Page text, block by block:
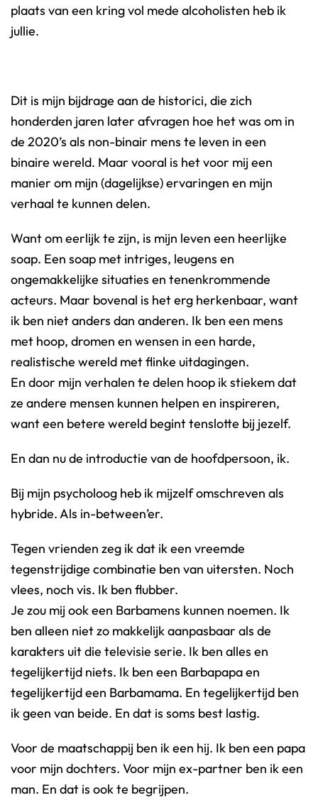
plaats van een kring vol mede alcoholisten heb ik
jullie.
Dit is mijn bijdrage aan de historici, die zich
honderden jaren later afvragen hoe het was om in
de 2020’s als non-binair mens te leven in een
binaire wereld. Maar vooral is het voor mij een
manier om mijn (dagelijkse) ervaringen en mijn
verhaal te kunnen delen.
Want om eerlijk te zijn, is mijn leven een heerlijke
soap. Een soap met intriges, leugens en
ongemakkelijke situaties en tenenkrommende
acteurs. Maar bovenal is het erg herkenbaar, want
ik ben niet anders dan anderen. Ik ben een mens
met hoop, dromen en wensen in een harde,
realistische wereld met flinke uitdagingen.
En door mijn verhalen te delen hoop ik stiekem dat
ze andere mensen kunnen helpen en inspireren,
want een betere wereld begint tenslotte bij jezelf.
En dan nu de introductie van de hoofdpersoon, ik.
Bij mijn psycholoog heb ik mijzelf omschreven als
hybride. Als in-between’er.
Tegen vrienden zeg ik dat ik een vreemde
tegenstrijdige combinatie ben van uitersten. Noch
vlees, noch vis. Ik ben flubber.
Je zou mij ook een Barbamens kunnen noemen. Ik
ben alleen niet zo makkelijk aanpasbaar als de
karakters uit die televisie serie. Ik ben alles en
tegelijkertijd niets. Ik ben een Barbapapa en
tegelijkertijd een Barbamama. En tegelijkertijd ben
ik geen van beide. En dat is soms best lastig.
Voor de maatschappij ben ik een hij. Ik ben een papa
voor mijn dochters. Voor mijn ex-partner ben ik een
man. En dat is ook te begrijpen.